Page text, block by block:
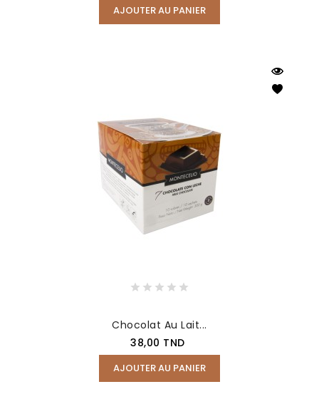
AJOUTER AU PANIER
Chocolat Au Lait...
Prix
38,00 TND
AJOUTER AU PANIER